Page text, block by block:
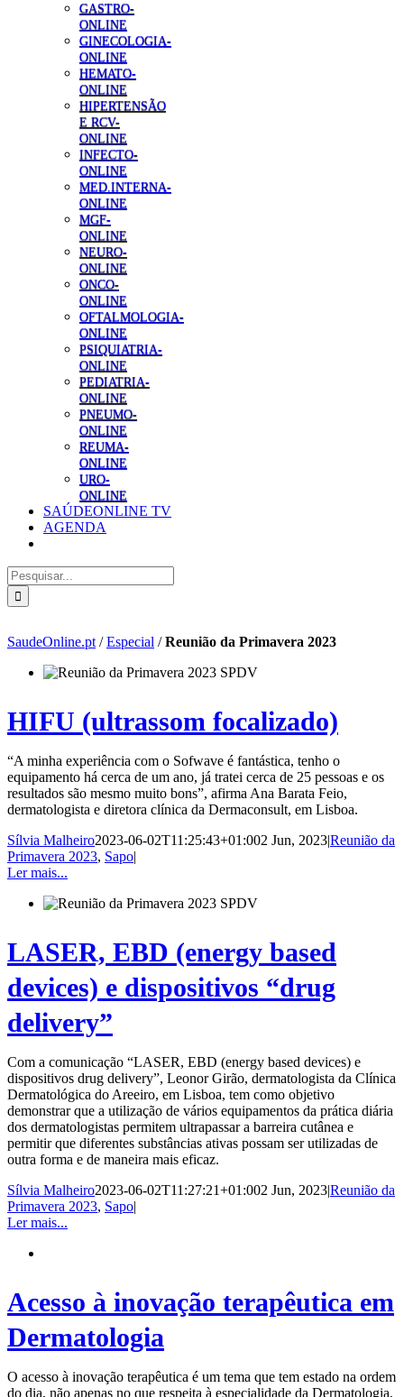
GASTRO-
ONLINE
GINECOLOGIA-
ONLINE
HEMATO-
ONLINE
HIPERTENSÃO
E RCV-
ONLINE
INFECTO-
ONLINE
MED.INTERNA-
ONLINE
MGF-
ONLINE
NEURO-
ONLINE
ONCO-
ONLINE
OFTALMOLOGIA-
ONLINE
PSIQUIATRIA-
ONLINE
PEDIATRIA-
ONLINE
PNEUMO-
ONLINE
REUMA-
ONLINE
URO-
ONLINE
SAÚDEONLINE TV
AGENDA
Pesquisar
SaudeOnline.pt /Especial /Reunião da Primavera 2023
HIFU (ultrassom focalizado)
“A minha experiência com o Sofwave é fantástica, tenho o
equipamento há cerca de um ano, já tratei cerca de 25 pessoas e os
resultados são mesmo muito bons”, afirma Ana Barata Feio,
dermatologista e diretora clínica da Dermaconsult, em Lisboa.
Sílvia Malheiro2023-06-02T11:25:43+01:002 Jun, 2023|Reunião da
Primavera 2023, Sapo|
Ler mais...
LASER, EBD (energy based
devices) e dispositivos “drug
delivery”
Com a comunicação “LASER, EBD (energy based devices) e
dispositivos drug delivery”, Leonor Girão, dermatologista da Clínica
Dermatológica do Areeiro, em Lisboa, tem como objetivo
demonstrar que a utilização de vários equipamentos da prática diária
dos dermatologistas permitem ultrapassar a barreira cutânea e
permitir que diferentes substâncias ativas possam ser utilizadas de
outra forma e de maneira mais eficaz.
Sílvia Malheiro2023-06-02T11:27:21+01:002 Jun, 2023|Reunião da
Primavera 2023, Sapo|
Ler mais...
Acesso à inovação terapêutica em
Dermatologia
O acesso à inovação terapêutica é um tema que tem estado na ordem
do dia, não apenas no que respeita à especialidade da Dermatologia,